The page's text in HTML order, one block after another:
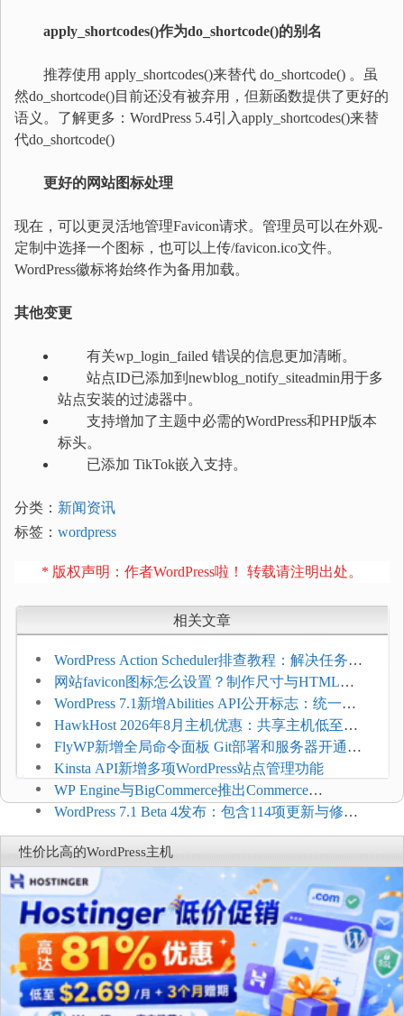
apply_shortcodes()作为do_shortcode()的别名
推荐使用 apply_shortcodes()来替代 do_shortcode() 。虽
然do_shortcode()目前还没有被弃用，但新函数提供了更好的
语义。了解更多：WordPress 5.4引入apply_shortcodes()来替
代do_shortcode()
更好的网站图标处理
现在，可以更灵活地管理Favicon请求。管理员可以在外观-
定制中选择一个图标，也可以上传/favicon.ico文件。
WordPress徽标将始终作为备用加载。
其他变更
有关wp_login_failed 错误的信息更加清晰。
站点ID已添加到newblog_notify_siteadmin用于多
站点安装的过滤器中。
支持增加了主题中必需的WordPress和PHP版本
标头。
已添加 TikTok嵌入支持。
分类： 新闻资讯
标签： wordpress
* 版权声明：作者WordPress啦！ 转载请注明出处。
相关文章
WordPress Action Scheduler排查教程：解决任务积
压和订单延迟
网站favicon图标怎么设置？制作尺寸与HTML添
加方法
WordPress 7.1新增Abilities API公开标志：统一支
持REST API、MCP与AI代理
HawkHost 2026年8月主机优惠：共享主机低至
$2.61/月，高性能主机同步折扣
FlyWP新增全局命令面板 Git部署和服务器开通更
方便
Kinsta API新增多项WordPress站点管理功能
WP Engine与BigCommerce推出Commerce
Connect：WordPress商店可保留前台体验并扩展电
商能力
WordPress 7.1 Beta 4发布：包含114项更新与修
复，仅建议在测试环境体验
性价比高的WordPress主机